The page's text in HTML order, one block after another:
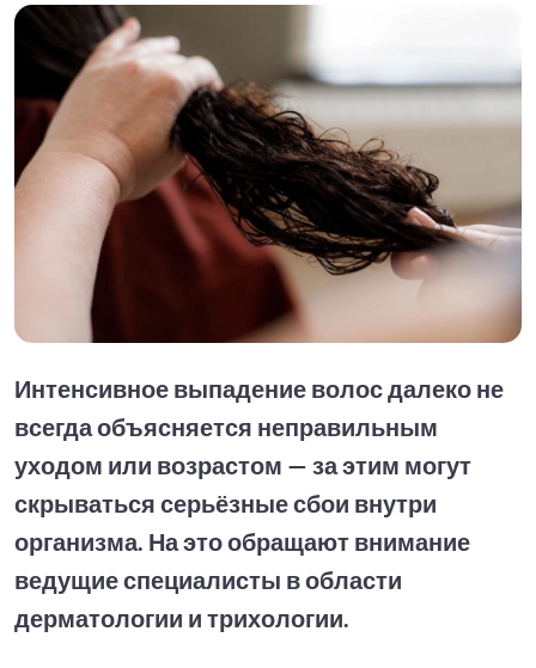
Интенсивное выпадение волос далеко не
всегда объясняется неправильным
уходом или возрастом — за этим могут
скрываться серьёзные сбои внутри
организма. На это обращают внимание
ведущие специалисты в области
дерматологии и трихологии.